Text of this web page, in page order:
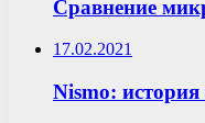
Сравнение
17.02.2021
Nismo: